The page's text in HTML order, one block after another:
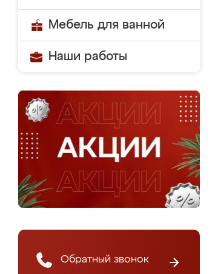
Мебель для ванной
Наши работы
Обратный звонок